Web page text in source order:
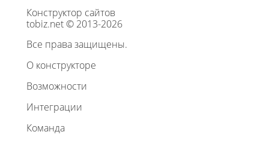
Конструктор сайтов
tobiz.net © 2013-2026
Все права защищены.
О конструкторе
Возможности
Интеграции
Команда